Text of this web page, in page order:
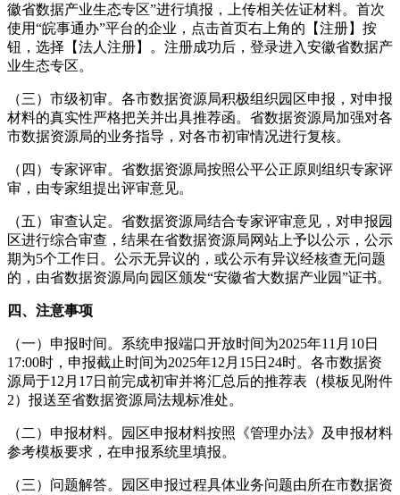
徽省数据产业生态专区”进行填报，上传相关佐证材料。首次
使用“皖事通办”平台的企业，点击首页右上角的【注册】按
钮，选择【法人注册】。注册成功后，登录进入安徽省数据产
业生态专区。
（三）市级初审。各市数据资源局积极组织园区申报，对申报
材料的真实性严格把关并出具推荐函。省数据资源局加强对各
市数据资源局的业务指导，对各市初审情况进行复核。
（四）专家评审。省数据资源局按照公平公正原则组织专家评
审，由专家组提出评审意见。
（五）审查认定。省数据资源局结合专家评审意见，对申报园
区进行综合审查，结果在省数据资源局网站上予以公示，公示
期为5个工作日。公示无异议的，或公示有异议经核查无问题
的，由省数据资源局向园区颁发“安徽省大数据产业园”证书。
四、注意事项
（一）申报时间。系统申报端口开放时间为2025年11月10日
17:00时，申报截止时间为2025年12月15日24时。各市数据资
源局于12月17日前完成初审并将汇总后的推荐表（模板见附件
2）报送至省数据资源局法规标准处。
（二）申报材料。园区申报材料按照《管理办法》及申报材料
参考模板要求，在申报系统里填报。
（三）问题解答。园区申报过程具体业务问题由所在市数据资